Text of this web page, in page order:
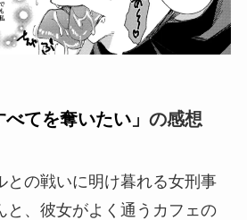
べてを奪いたい」 の感想
との戦いに明け暮れる女刑事
と、彼女がよく通うカフェの